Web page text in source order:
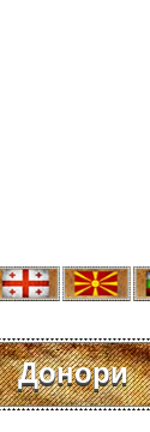
Донори